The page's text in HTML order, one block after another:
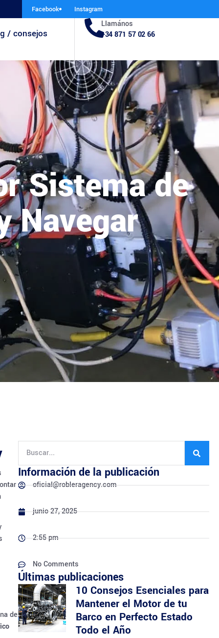
Facebook Instagram
/ consejos
Llamános
+34 871 57 02 66
Sistema de
Navegar
de
Información de la publicación
oficial@robleragency.com
junio 27, 2025
2:55 pm
No Comments
Últimas publicaciones
10 Consejos Esenciales para
Mantener el Motor de tu
Barco en Perfecto Estado
Todo el Año